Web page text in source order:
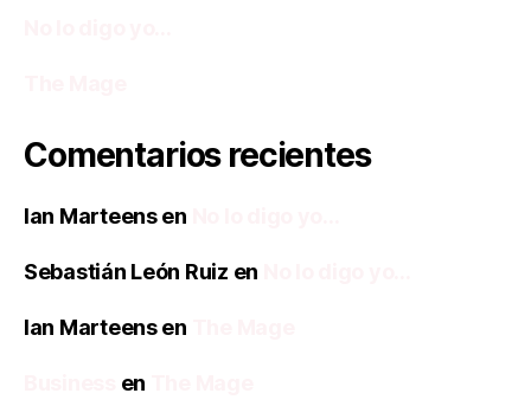
Comentarios recientes
Ian Marteensen
Sebastián León Ruiz en
Ian Marteensen
en